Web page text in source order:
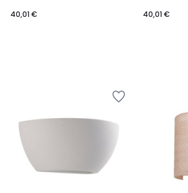
40,01 €
40,01 €